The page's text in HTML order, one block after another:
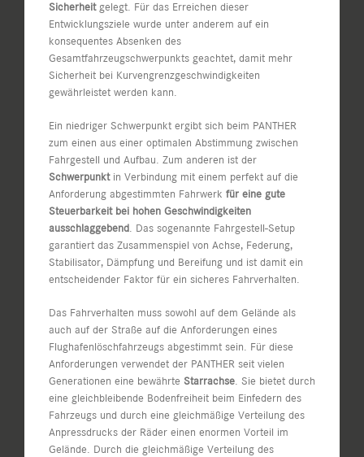
Sicherheitgelegt. Für das Erreichen dieser
Entwicklungsziele wurde unter anderem auf ein
konsequentes Absenken des
Gesamtfahrzeugschwerpunkts geachtet, damit mehr
Sicherheit bei Kurvengrenzgeschwindigkeiten
gewährleistet werden kann.
Ein niedriger Schwerpunkt ergibt sich beim PANTHER
zum einen aus einer optimalen Abstimmung zwischen
Fahrgestell und Aufbau. Zum anderen ist der
Schwerpunktin Verbindung mit einem perfekt auf die
Anforderung abgestimmten Fahrwerk für eine gute
Steuerbarkeit bei hohen Geschwindigkeiten
ausschlaggebend. Das sogenannte Fahrgestell-Setup
garantiert das Zusammenspiel von Achse, Federung,
Stabilisator, Dämpfung und Bereifung und ist damit ein
entscheidender Faktor für ein sicheres Fahrverhalten.
Das Fahrverhalten muss sowohl auf dem Gelände als
auch auf der Straße auf die Anforderungen eines
Flughafenlöschfahrzeugs abgestimmt sein. Für diese
Anforderungen verwendet der PANTHER seit vielen
Generationen eine bewährte Starrachse. Sie bietet durch
eine gleichbleibende Bodenfreiheit beim Einfedern des
Fahrzeugs und durch eine gleichmäßige Verteilung des
Anpressdrucks der Räder einen enormen Vorteil im
Gelände. Durch die gleichmäßige Verteilung des